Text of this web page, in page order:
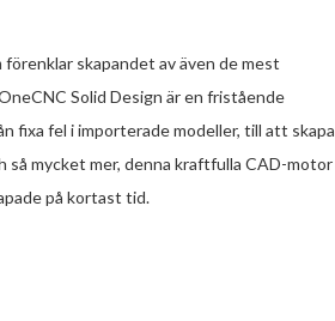
skapandet av även de mest
Solid Design är en fristående
fixa fel i importerade modeller, till att skapa
så mycket mer, denna kraftfulla CAD-motor
på kortast tid.